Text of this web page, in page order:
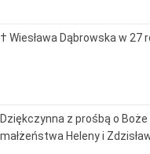
† Wiesława Dąbrowska w 27
Dziękczynna z prośbą o
małżeństwa Heleny i